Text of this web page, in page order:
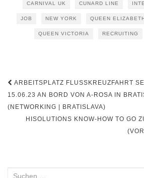
CARNIVAL UK CUNARD LINE
JOB NEW YORK QUEEN
QUEEN VICTORIA RECRUITING
Beitragsnavigation
ARBEITSPLATZ FLUSSKREUZFAHRT
15.06.23 AN BORD VON A-ROSA IN
(NETWORKING | BRATISLAVA)
HISOLUTIONS KNOW-HOW TO GO
Suchen